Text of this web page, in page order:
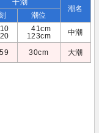
潮名
潮位
41cm
123cm
中潮
30cm 大潮